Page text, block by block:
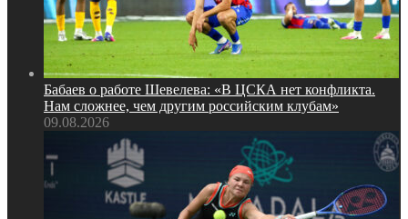
Бабаев о работе Шевелева: «В ЦСКА нет конфликта.
Нам сложнее, чем другим российским клубам»
09.08.2026